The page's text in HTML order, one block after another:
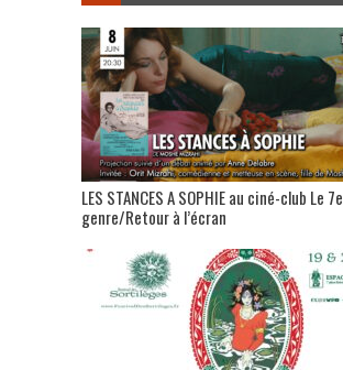
LES STANCES A SOPHIE au ciné-club Le 7e
genre/Retour à l’écran